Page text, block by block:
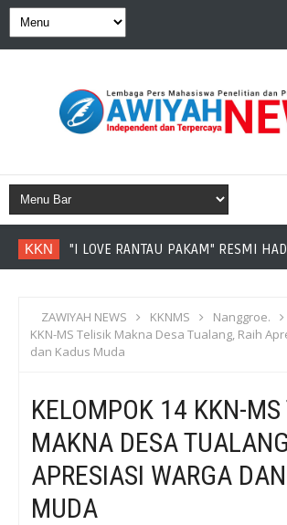
KKN "I LOVE RANTAU PAKAM" RESMI
ZAWIYAH NEWS KKNMS Nanggroe.
KKN-MS Telisik Makna Desa Tualang, Raih
dan Kadus Muda
KELOMPOK 14 KKN-MS
MAKNA DESA
APRESIASI WARGA
MUDA